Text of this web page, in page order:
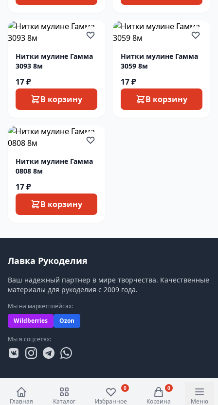
Нитки мулине Гамма
3093 8м
17 ₽
В корзину
Нитки мулине Гамма
3059 8м
17 ₽
В корзину
Нитки мулине Гамма
0808 8м
17 ₽
В корзину
Лавка Рукоделия
Ваш надежный партнер в мире творчества. Качественные
материалы для рукоделия с 2009 года.
Мы на маркетплейсах:
Wildberries
Ozon
Мы в соцсетях:
Главная Каталог Избранное
0
Корзина
0
Меню